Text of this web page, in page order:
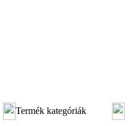
Termék kategóriák